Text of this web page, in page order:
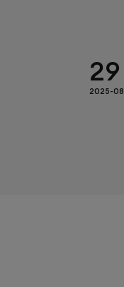
29
2025-08